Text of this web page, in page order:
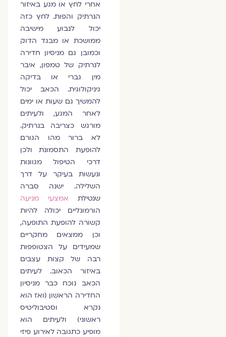
אחרי לחץ או מגע באיזור
הנרתיק והפות. לחץ כזה
יכול לנבוע מישיבה
ממושכת או מבגד הדוק
וכמובן גם מניסיון חדירה
לנרתיק של טמפון, איבר
מין גברי או בדיקה
גיניקולוגית. הכאב יכול
להמשיך גם שעות או ימים
לאחר המגע, ולעיתים
מורגש כצריבה בנרתיק.
לא ברור מהו הגורם
להופעת התסמונת ולכן
דרכי הטיפול מגוונות
ונעשות בעיקר על דרך
השלילה. ישנה סברה
שנטילת
אמצעי מניעה
הורמונליים יכולה להיות
קשורה להופעת התופעה,
וכן ממצאים מחקריים
שמעידים על הצטופפות
רבה של קצות עצבים
באיזור הכאוב. לעיתים
הכאב נוכח כבר מניסיון
החדירה הראשון (ואז הוא
נקרא וסטיבוליטיס
ראשוני) ולעיתים הוא
מופיע כתגובה לאירוע פיזי